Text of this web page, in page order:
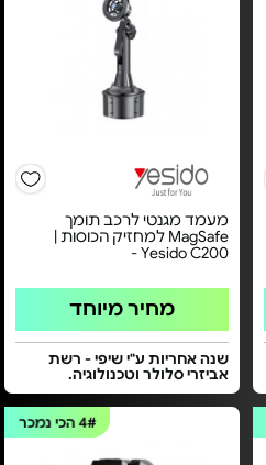
מעמד מגנטי לרכב תומך
MagSafe למחזיק הכוסות |
Yesido C200 -
מחיר מיוחד
שנה אחריות ע"י שיפי - רשת
אביזרי סלולר וטכנולוגיה.
4#הכי נמכר